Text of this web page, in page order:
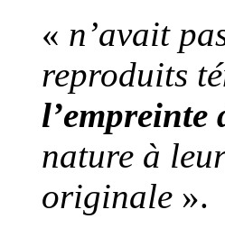
« n’avait
reproduits
l’empreinte
nature à
originale».